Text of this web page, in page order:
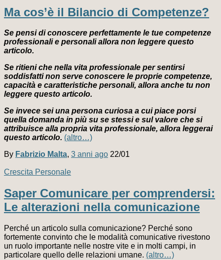
Ma cos’è il Bilancio di Competenze?
Se pensi di conoscere perfettamente le tue competenze
professionali e personali allora non leggere questo
articolo.
Se ritieni che nella vita professionale per sentirsi
soddisfatti non serve conoscere le proprie competenze,
capacità e caratteristiche personali, allora anche tu non
leggere questo articolo.
Se invece sei una persona curiosa a cui piace porsi
quella domanda in più su se stessi e sul valore che si
attribuisce alla propria vita professionale, allora leggerai
questo articolo. (altro…)
By Fabrizio Malta, 3 anni ago 22/01
Crescita Personale
Saper Comunicare per comprendersi:
Le alterazioni nella comunicazione
Perché un articolo sulla comunicazione? Perché sono
fortemente convinto che le modalità comunicative rivestono
un ruolo importante nelle nostre vite e in molti campi, in
particolare quello delle relazioni umane. (altro…)